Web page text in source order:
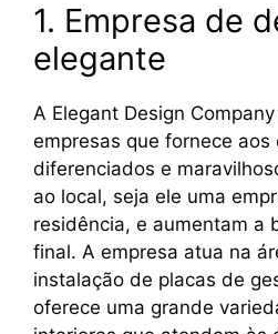
1. Empresa de
elegante
A Elegant Design
empresas que fornece aos
diferenciados e
ao local, seja ele uma
residência, e aumentam a
final. A empresa atua na
instalação de placas de
oferece uma grande